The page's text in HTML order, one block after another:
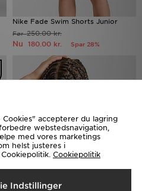
Nike Fade Swim Shorts Junior
Før250.00 kr.
Nu 180.00 kr. Spar 28%
Nike Dri-FIT Football T-Shirt Junior
accepterer du lagring
webstedsnavigation,
med vores marketings
helst justeres i
Cookiepolitik
Indstillinger